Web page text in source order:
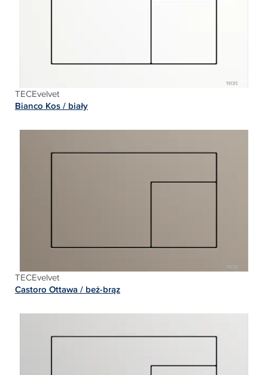
TECEvelvet
Bianco Kos / biały
TECEvelvet
Castoro Ottawa / beż-brąz